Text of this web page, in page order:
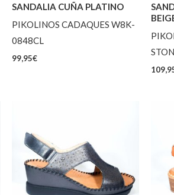
SANDALIA CUÑA PLATINO
PIKOLINOS CADAQUES W8K-
0848CL
99,95€